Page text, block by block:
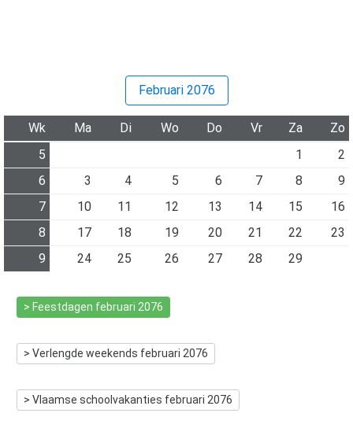
Februari 2076
Wk Ma Di Wo Do Vr Za
Zo
5
1
2
6
3 4 5 6 7 8
9
7
10 11 12 13 14 15
16
8
17 18 19 20 21 22
23
9
24 25 26 27 28 29
> Feestdagen februari 2076
> Verlengde weekends februari 2076
> Vlaamse schoolvakanties februari 2076